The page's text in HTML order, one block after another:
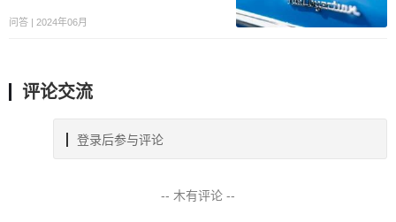
问答 | 2024年06月
评论交流
登录后参与评论
-- 木有评论 --